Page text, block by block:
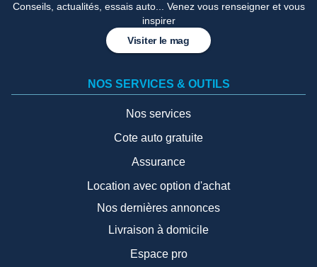
Conseils, actualités, essais auto... Venez vous renseigner et vous
inspirer
Visiter le mag
NOS SERVICES & OUTILS
Nos services
Cote auto gratuite
Assurance
Location avec option d'achat
Nos dernières annonces
Livraison à domicile
Espace pro